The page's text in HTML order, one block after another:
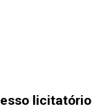
licitatório